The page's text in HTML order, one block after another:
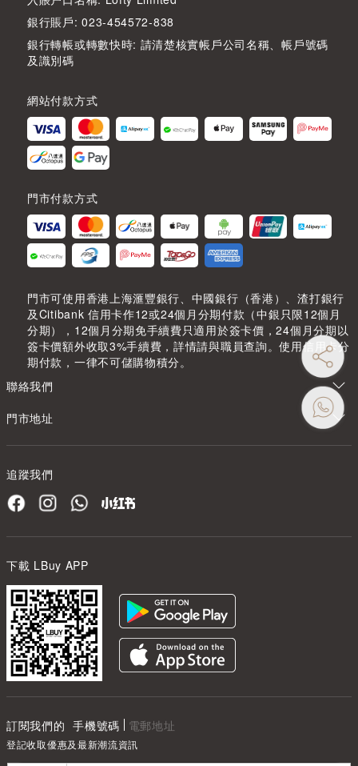
銀行賬戶: 023-454572-838
銀行轉帳或轉數快時: 請清楚核實帳戶公司名稱、帳戶號碼
及識別碼
網站付款方式
門市付款方式
門市可使用香港上海滙豐銀行、中國銀行（香港）、渣打銀行
及Citibank 信用卡作12或24個月分期付款（中銀只限12個月
分期），12個月分期免手續費只適用於簽卡價，24個月分期以
簽卡價額外收取3%手續費，詳情請與職員查詢。使用信用卡分
期付款，一律不可儲購物積分。
聯絡我們
門市地址
追蹤我們
下載 LBuy APP
訂閱我們的 手機號碼 電郵地址
登記收取優惠及最新潮流資訊